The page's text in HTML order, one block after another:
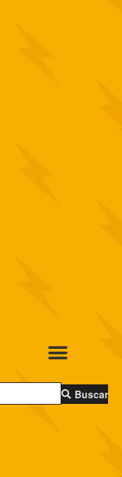
Buscar